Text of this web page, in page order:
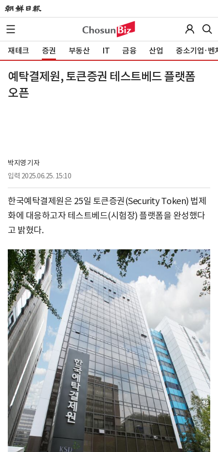
재테크 증권 부동산 IT 금융 산업 중소기업·벤
예탁결제원, 토큰증권 테스트베드 플랫폼
오픈
박지영 기자
입력 2025.06.25. 15:10
한국예탁결제원은 25일 토큰증권(Security Token) 법제
화에 대응하고자 테스트베드(시험장) 플랫폼을 완성했다
고 밝혔다.